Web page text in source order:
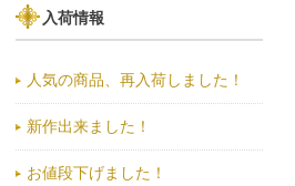
入荷情報
人気の商品、再入荷しました！
新作出来ました！
お値段下げました！